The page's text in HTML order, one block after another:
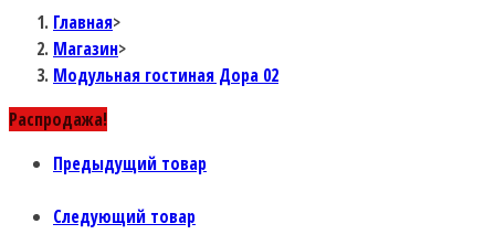
Главная>
Магазин>
Модульная гостиная Дора 02
Распродажа!
Предыдущий товар
Следующий товар